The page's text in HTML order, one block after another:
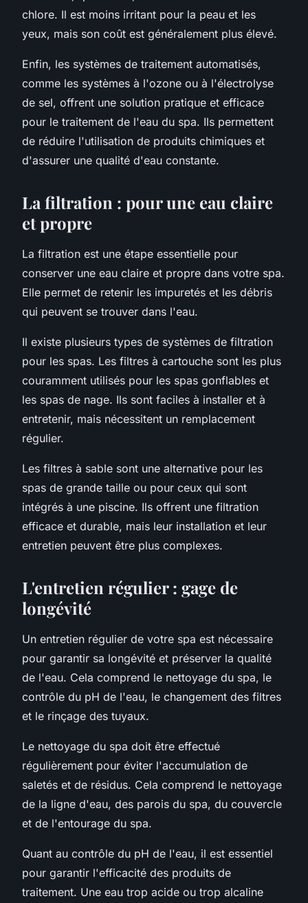
chlore. Il est moins irritant pour la peau et les
yeux, mais son coût est généralement plus élevé.
Enfin, les systèmes de traitement automatisés,
comme les systèmes à l'ozone ou à l'électrolyse
de sel, offrent une solution pratique et efficace
pour le traitement de l'eau du spa. Ils permettent
de réduire l'utilisation de produits chimiques et
d'assurer une qualité d'eau constante.
La filtration : pour une eau claire
et propre
La filtration est une étape essentielle pour
conserver une eau claire et propre dans votre spa.
Elle permet de retenir les impuretés et les débris
qui peuvent se trouver dans l'eau.
Il existe plusieurs types de systèmes de filtration
pour les spas. Les filtres à cartouche sont les plus
couramment utilisés pour les spas gonflables et
les spas de nage. Ils sont faciles à installer et à
entretenir, mais nécessitent un remplacement
régulier.
Les filtres à sable sont une alternative pour les
spas de grande taille ou pour ceux qui sont
intégrés à une piscine. Ils offrent une filtration
efficace et durable, mais leur installation et leur
entretien peuvent être plus complexes.
L'entretien régulier : gage de
longévité
Un entretien régulier de votre spa est nécessaire
pour garantir sa longévité et préserver la qualité
de l'eau. Cela comprend le nettoyage du spa, le
contrôle du pH de l'eau, le changement des filtres
et le rinçage des tuyaux.
Le nettoyage du spa doit être effectué
régulièrement pour éviter l'accumulation de
saletés et de résidus. Cela comprend le nettoyage
de la ligne d'eau, des parois du spa, du couvercle
et de l'entourage du spa.
Quant au contrôle du pH de l'eau, il est essentiel
pour garantir l'efficacité des produits de
traitement. Une eau trop acide ou trop alcaline